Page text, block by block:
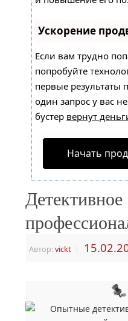
Ускорение
Если вам трудно
попробуйте
первые результаты
один запрос у вас
бустер вернут
Начать
Детективное
Автор:vickt |